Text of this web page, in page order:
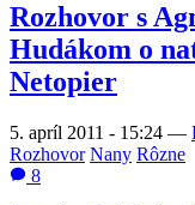
Rozhovor s
Hudákom o
Netopier
5. apríl 2011 - 15:24 —
Rozhovor Nany Rôzne
8